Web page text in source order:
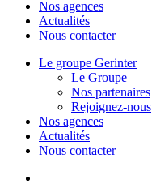
Nos agences
Actualités
Nous contacter
Le groupe Gerinter
Le Groupe
Nos partenaires
Rejoignez-nous
Nos agences
Actualités
Nous contacter